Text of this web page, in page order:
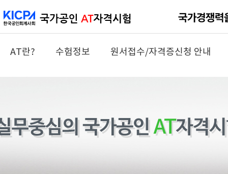
AT란? 수험정보 원서접수/자격증신청 안내